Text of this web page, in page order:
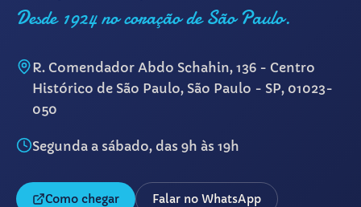
Desde 1924 no coração de São Paulo.
R. Comendador Abdo Schahin, 136 - Centro
Histórico de São Paulo, São Paulo - SP, 01023-
050
Segunda a sábado, das 9h às 19h
Como chegar Falar no WhatsApp